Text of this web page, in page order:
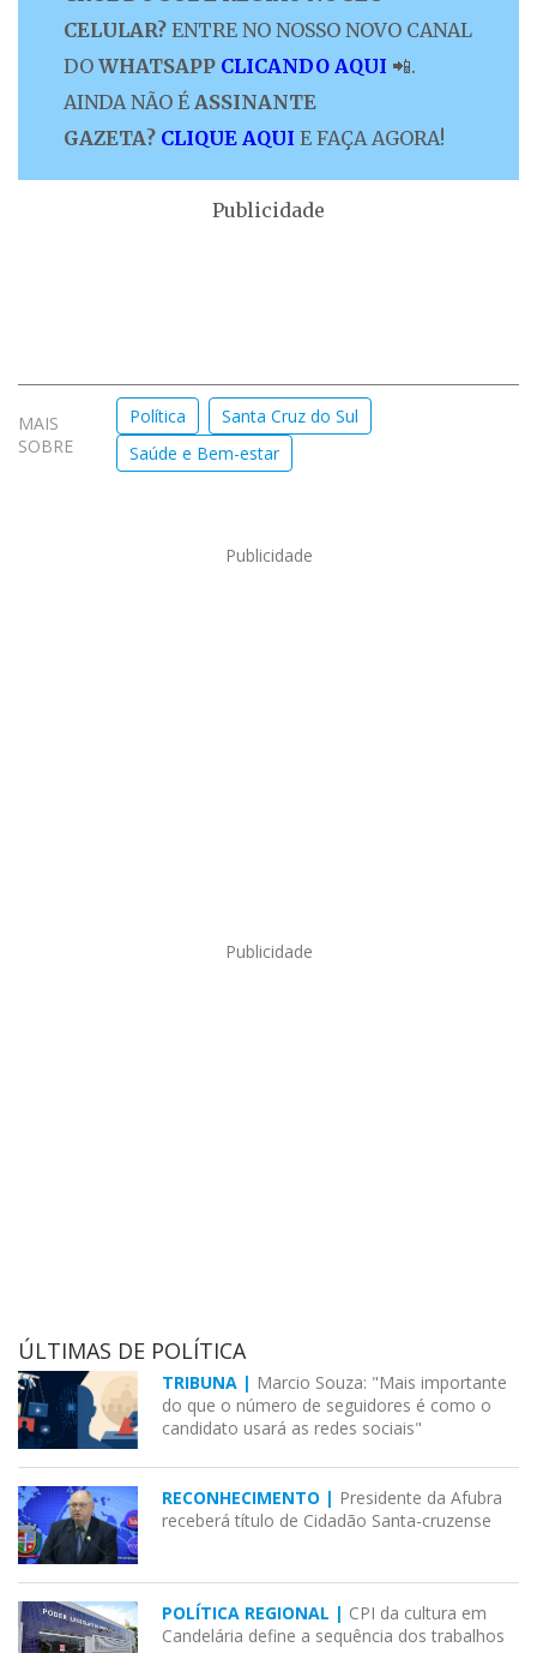
CELULAR? ENTRE NO NOSSO NOVO CANAL
DO WHATSAPP CLICANDO AQUI 📲.
AINDA NÃO É ASSINANTE
GAZETA? CLIQUE AQUI E FAÇA AGORA!
Publicidade
MAIS
SOBRE
Política
Santa Cruz do Sul
Saúde e Bem-estar
Publicidade
Publicidade
ÚLTIMAS DE POLÍTICA
TRIBUNA | Marcio Souza: "Mais importante
do que o número de seguidores é como o
candidato usará as redes sociais"
RECONHECIMENTO | Presidente da Afubra
receberá título de Cidadão Santa-cruzense
POLÍTICA REGIONAL | CPI da cultura em
Candelária define a sequência dos trabalhos